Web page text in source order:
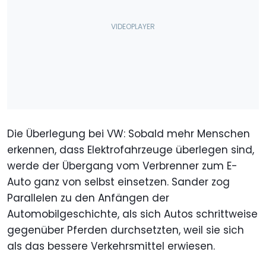
Die Überlegung bei VW: Sobald mehr Menschen
erkennen, dass Elektrofahrzeuge überlegen sind,
werde der Übergang vom Verbrenner zum E-
Auto ganz von selbst einsetzen. Sander zog
Parallelen zu den Anfängen der
Automobilgeschichte, als sich Autos schrittweise
gegenüber Pferden durchsetzten, weil sie sich
als das bessere Verkehrsmittel erwiesen.